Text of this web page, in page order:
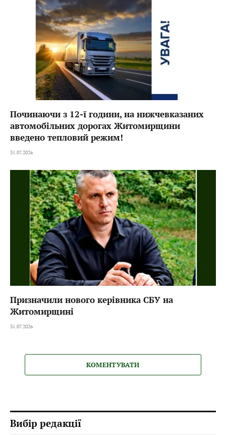
Починаючи з 12-ї години, на нижчевказаних
автомобільних дорогах Житомирщини
введено тепловий режим!
31.07.2026
Призначили нового керівника СБУ на
Житомирщині
31.07.2026
КОМЕНТУВАТИ
Вибір редакції